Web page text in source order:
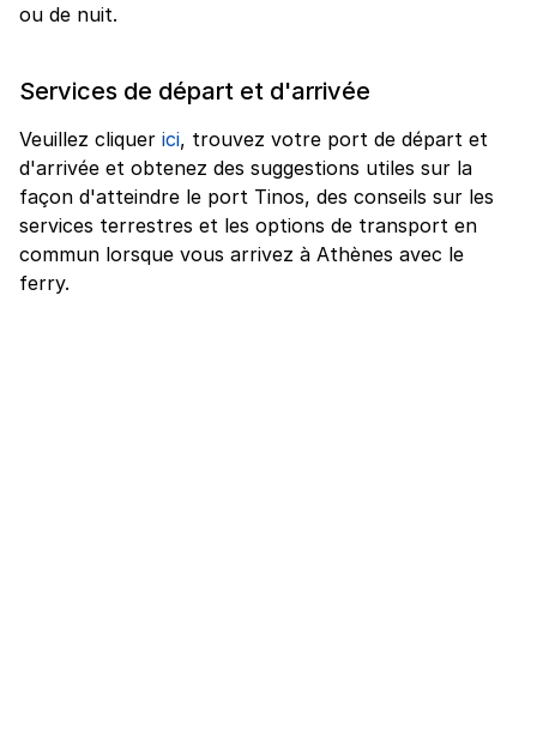
ou de nuit.
Services de départ et d'arrivée
Veuillez cliquer ici, trouvez votre port de départ et
d'arrivée et obtenez des suggestions utiles sur la
façon d'atteindre le port Tinos, des conseils sur les
services terrestres et les options de transport en
commun lorsque vous arrivez à Athènes avec le
ferry.